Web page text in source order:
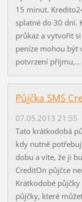
15 minut.
splatné do 30 dní.
průkaz a vytvořit
peníze mohou být
potvrzení příjmu,...
Půjčka SMS
07.05.2013 21:55
Tato krátkodobá
kdy nutně
dobu a víte, že ji
CreditOn půjčce
Krátkodobé
půjčky, které